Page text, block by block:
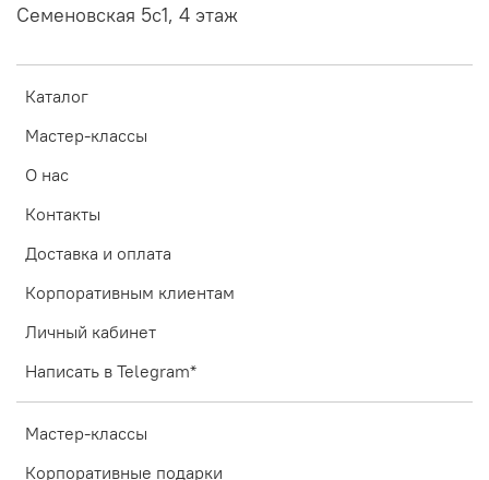
Каталог
Мастер-классы
О нас
Контакты
Доставка и оплата
Корпоративным клиентам
Личный кабинет
Написать в Telegram*
Мастер-классы
Корпоративные подарки
Семеновская 5с1, 4 этаж